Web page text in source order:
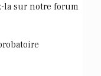
la sur notre forum